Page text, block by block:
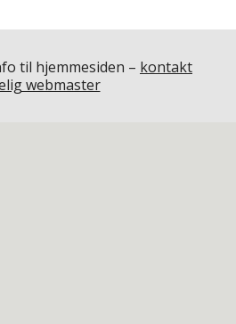
til hjemmesiden – kontakt
webmaster